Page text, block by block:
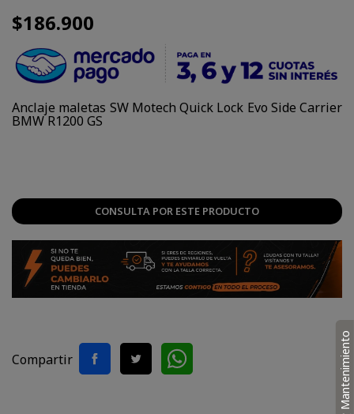
$186.900
Anclaje maletas SW Motech Quick Lock Evo Side Carrier
BMW R1200 GS
CONSULTA POR ESTE PRODUCTO
Compartir Mantenimiento